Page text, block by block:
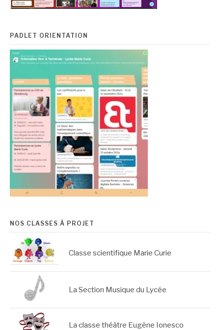
PADLET ORIENTATION
NOS CLASSES À PROJET
Classe scientifique Marie Curie
La Section Musique du Lycée
La classe théâtre Eugène Ionesco